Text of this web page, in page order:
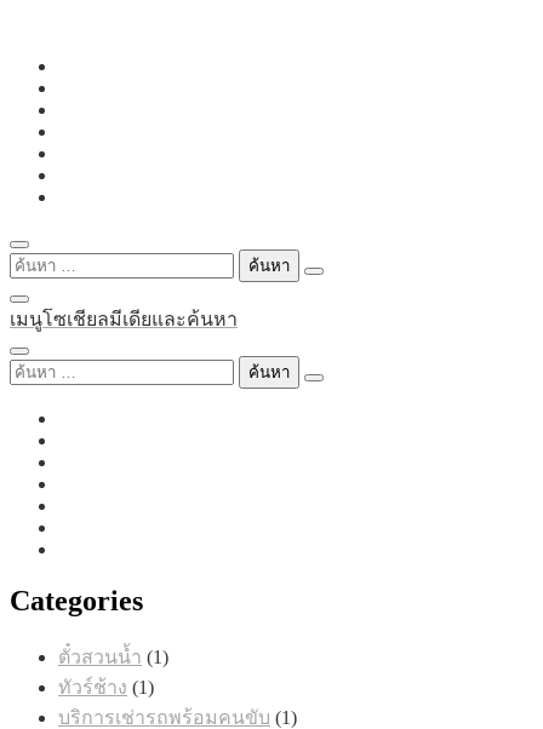
Skip
content
ค้นหา
สำหรับ:
เมนูโซเชียลมีเดียและค้นหา
ค้นหา
Categories
ตั๋วสวนน้ำ 11
ทัวร์ช้าง 11
สินค้า
บริการเช่ารถพร้อมคนขับ 11